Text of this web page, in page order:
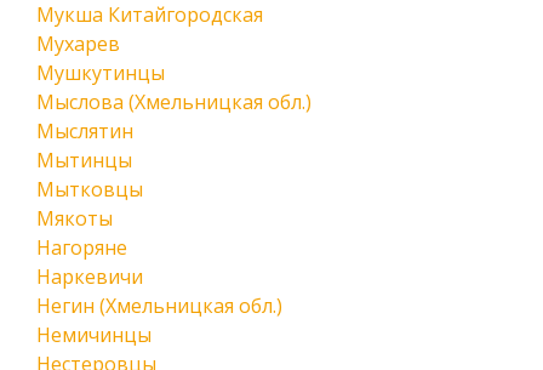
Мукша Китайгородская
Мухарев
Мушкутинцы
Мыслова (Хмельницкая обл.)
Мыслятин
Мытинцы
Мытковцы
Мякоты
Нагоряне
Наркевичи
Негин (Хмельницкая обл.)
Немичинцы
Нестеровцы